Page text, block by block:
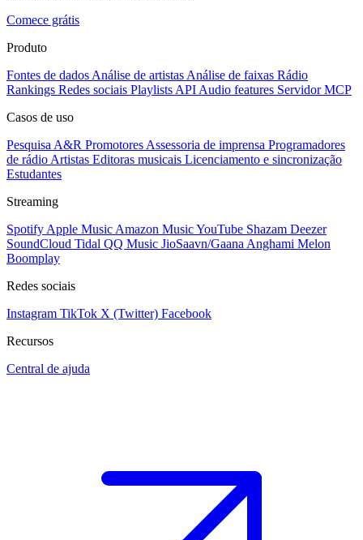
Comece grátis
Produto
Fontes de dados Análise de artistas Análise de faixas Rádio
Rankings Redes sociais Playlists API Audio features Servidor MCP
Casos de uso
Pesquisa A&R Promotores Assessoria de imprensa Programadores
de rádio Artistas Editoras musicais Licenciamento e sincronização
Estudantes
Streaming
Spotify Apple Music Amazon MusicYouTube Shazam Deezer
SoundCloud Tidal QQ Music JioSaavn/Gaana Anghami Melon
Boomplay
Redes sociais
Instagram TikTok X (Twitter) Facebook
Recursos
Central de ajuda